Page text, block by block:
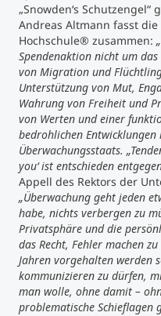
„Snowden‘s
Andreas Altmann fasst
Hochschule® zusammen:
Spendenaktion nicht um
von Migration und
Unterstützung von Mut,
Wahrung von Freiheit und
von Werten und einer
bedrohlichen
Überwachungsstaats.
you‘ ist entschieden
Appell des Rektors der
„Überwachung geht jeden
habe, nichts verbergen zu
Privatsphäre und die
das Recht, Fehler machen
Jahren vorgehalten werden
kommunizieren zu dürfen,
man wolle, ohne damit –
problematische Schieflagen